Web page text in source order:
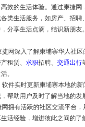
效的生活体验。通过柬捷网
类生活服务，如房产、招聘、
分享生活点滴，结识新朋友。
网深入了解柬埔寨华人社
租赁、 求职招聘、 交通出行
。
件实时更新柬埔寨本地的新
帮助用户及时了解当地的发
拥有活跃的社区交流平台
活经验，增进彼此之间的了